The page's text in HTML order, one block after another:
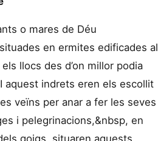
o mares de Déu
en ermites edificades al
llocs des d’on millor podia
aquest indrets eren els escollit
veïns per anar a fer les seves
i pelegrinacions,&nbsp, en